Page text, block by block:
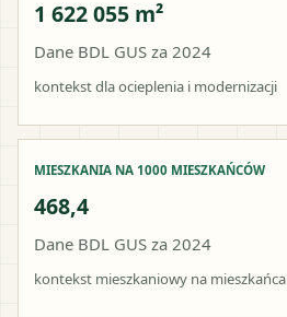
1 622 055 m²
Dane BDL GUS za 2024
kontekst dla ocieplenia i modernizacji
MIESZKANIA NA 1000 MIESZKAŃCÓW
468,4
Dane BDL GUS za 2024
kontekst mieszkaniowy na mieszkańca